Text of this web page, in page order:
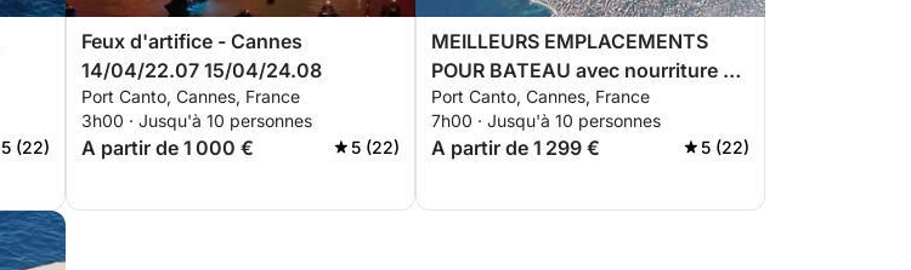
5 (22)
Feux d'artifice - Cannes
14/04/22.07 15/04/24.08
Port Canto, Cannes, France
3h00 · Jusqu'à 10 personnes
A partir de 1 000 € 5 (22)
MEILLEURS EMPLACEMENTS
POUR BATEAU avec nourriture et
boissons fraîches
Port Canto, Cannes, France
7h00 · Jusqu'à 10 personnes
A partir de 1 299 € 5 (22)